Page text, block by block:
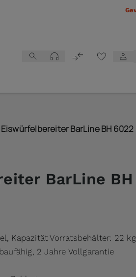
BarLine BH 6022
BarLine BH
Kapazität Vorratsbehälter: 22
2 Jahre Vollgarantie